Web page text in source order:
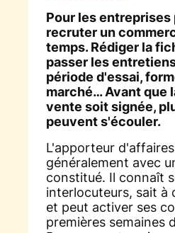
Pour les
recruter un
temps. Rédiger la
passer les
période d'essai,
marché… Avant que
vente soit signée,
peuvent s'écouler.
L'apporteur
généralement avec
constitué. Il connaît
interlocuteurs, sait à
et peut activer ses
premières semaines